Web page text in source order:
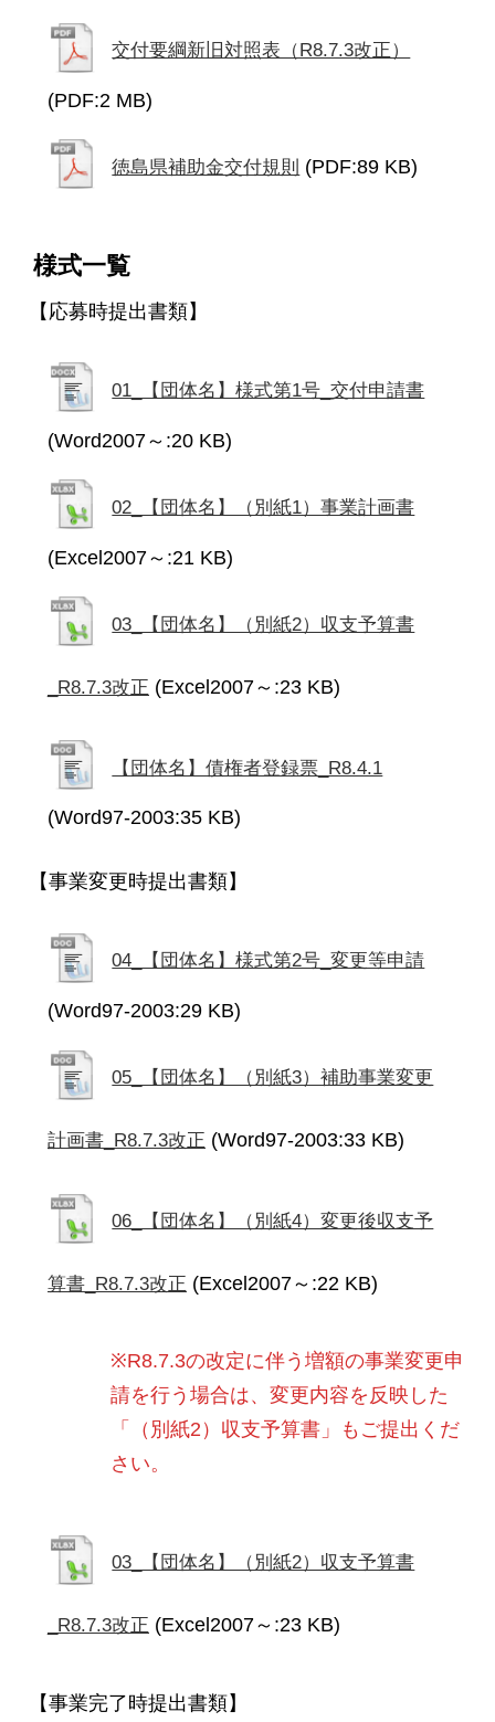
交付要綱新旧対照表（R8.7.3改正）
(PDF:2 MB)
徳島県補助金交付規則 (PDF:89 KB)
様式一覧
【応募時提出書類】
01_【団体名】様式第1号_交付申請書
(Word2007～:20 KB)
02_【団体名】（別紙1）事業計画書
(Excel2007～:21 KB)
03_【団体名】（別紙2）収支予算書
_R8.7.3改正 (Excel2007～:23 KB)
【団体名】債権者登録票_R8.4.1
(Word97-2003:35 KB)
【事業変更時提出書類】
04_【団体名】様式第2号_変更等申請
(Word97-2003:29 KB)
05_【団体名】（別紙3）補助事業変更
計画書_R8.7.3改正 (Word97-2003:33 KB)
06_【団体名】（別紙4）変更後収支予
算書_R8.7.3改正 (Excel2007～:22 KB)
※R8.7.3の改定に伴う増額の事業変更申
請を行う場合は、変更内容を反映した
「（別紙2）収支予算書」もご提出くだ
さい。
03_【団体名】（別紙2）収支予算書
_R8.7.3改正 (Excel2007～:23 KB)
【事業完了時提出書類】